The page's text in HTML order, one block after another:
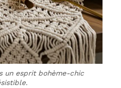
un esprit bohème-chic